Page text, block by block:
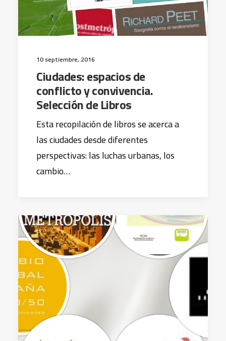
10 septiembre, 2016
Ciudades: espacios de
conflicto y convivencia.
Selección de Libros
Esta recopilación de libros se acerca a
las ciudades desde diferentes
perspectivas: las luchas urbanas, los
cambio…